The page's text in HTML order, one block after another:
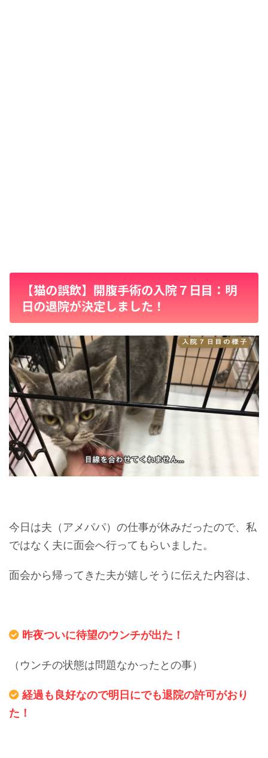
【猫の誤飲】開腹手術の入院７日目：明
日の退院が決定しました！
今日は夫（アメパパ）の仕事が休みだったので、私
ではなく夫に面会へ行ってもらいました。
面会から帰ってきた夫が嬉しそうに伝えた内容は、
昨夜ついに待望のウンチが出た！
（ウンチの状態は問題なかったとの事）
経過も良好なので明日にでも退院の許可がおり
た！